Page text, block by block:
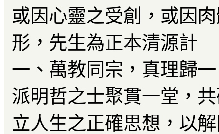
或因心靈之受創，或因
形，先生為正本清源計
一、萬教同宗，真理歸
派明哲之士聚貫一堂，
立人生之正確思想，以